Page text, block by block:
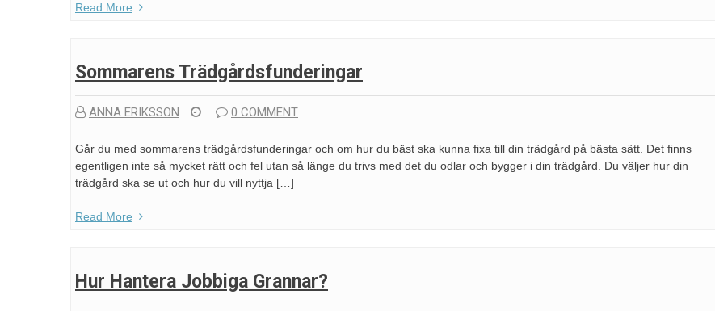
Read More
Sommarens Trädgårdsfunderingar
ANNA ERIKSSON 0 COMMENT
Går du med sommarens trädgårdsfunderingar och om hur du bäst ska kunna fixa till din trädgård på bästa sätt. Det finns
egentligen inte så mycket rätt och fel utan så länge du trivs med det du odlar och bygger i din trädgård. Du väljer hur din
trädgård ska se ut och hur du vill nyttja […]
Read More
Hur Hantera Jobbiga Grannar?